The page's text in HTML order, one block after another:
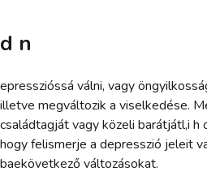
d n
epresszióssá válni, vagy
illetve megváltozik a viselkedése.
családtagját vagy közeli barátjátl,i h
hogy felismerje a depresszió jeleit
baekövetkező változásokat.